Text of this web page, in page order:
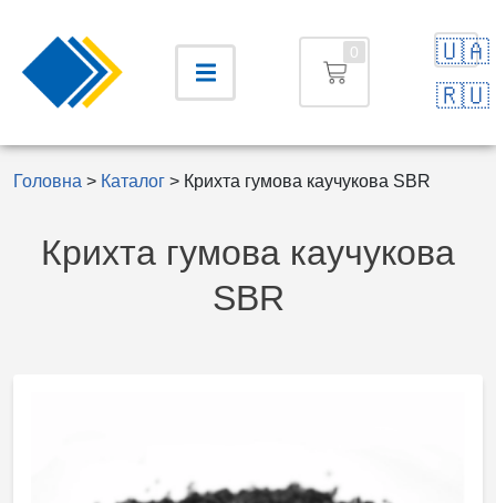
0
🇺🇦
🇷🇺
Головна > Каталог > Крихта гумова каучукова SBR
Крихта гумова каучукова
SBR